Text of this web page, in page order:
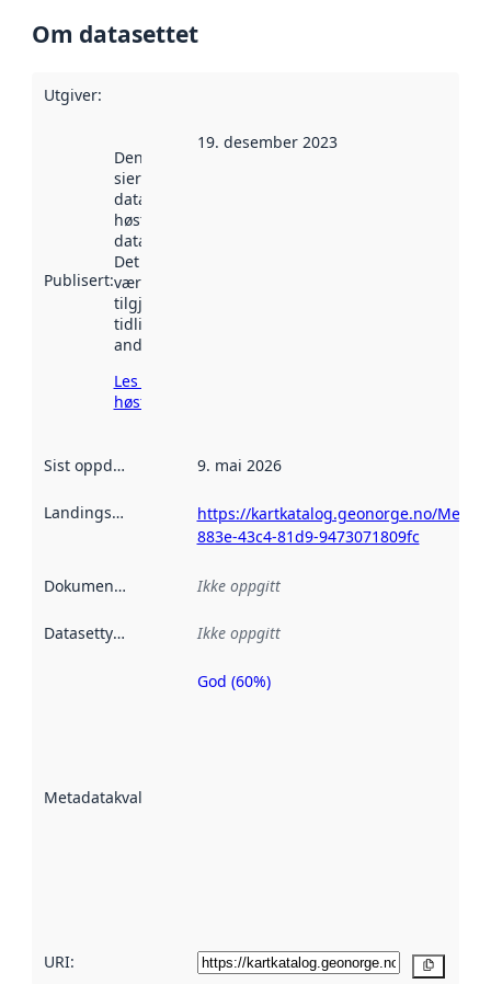
Om datasettet
Utgiver:
Publisert:
Denne datoen
sier når
datasettet ble
høstet av
data.norge.no.
Det kan ha
vært
tilgjengelig
tidligere
andre steder.
Les mer om
høsting her
19. desember 2023
Sist oppdatert 9. mai 2026
Landingsside
https://kartkatalog.geonorge.no/
883e-43c4-81d9-9473071809fc
Dokumentasjon Ikke oppgitt
Datasettype Ikke oppgitt
Metadatakvalitet
Metadatakvalitet
God (60%)
URI: